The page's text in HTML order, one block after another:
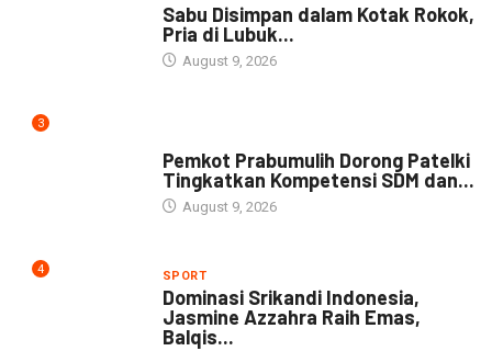
Sabu Disimpan dalam Kotak Rokok,
Pria di Lubuk...
August 9, 2026
3
Pemkot Prabumulih Dorong Patelki
Tingkatkan Kompetensi SDM dan...
August 9, 2026
4 SPORT
Dominasi Srikandi Indonesia,
Jasmine Azzahra Raih Emas,
Balqis...